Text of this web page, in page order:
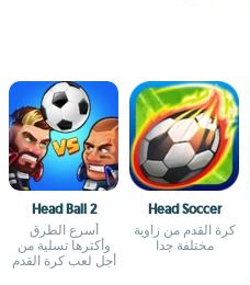
Head Soccer
كرة القدم من زاوية
مختلفة جدا
Head Ball 2
أسرع الطرق
وأكثرها تسلية من
أجل لعب كرة القدم